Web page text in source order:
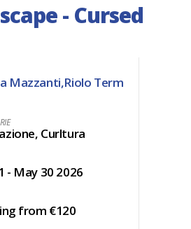
- Cursed
Mazzanti,Riolo Term
Curltura
- May 30 2026
from €120